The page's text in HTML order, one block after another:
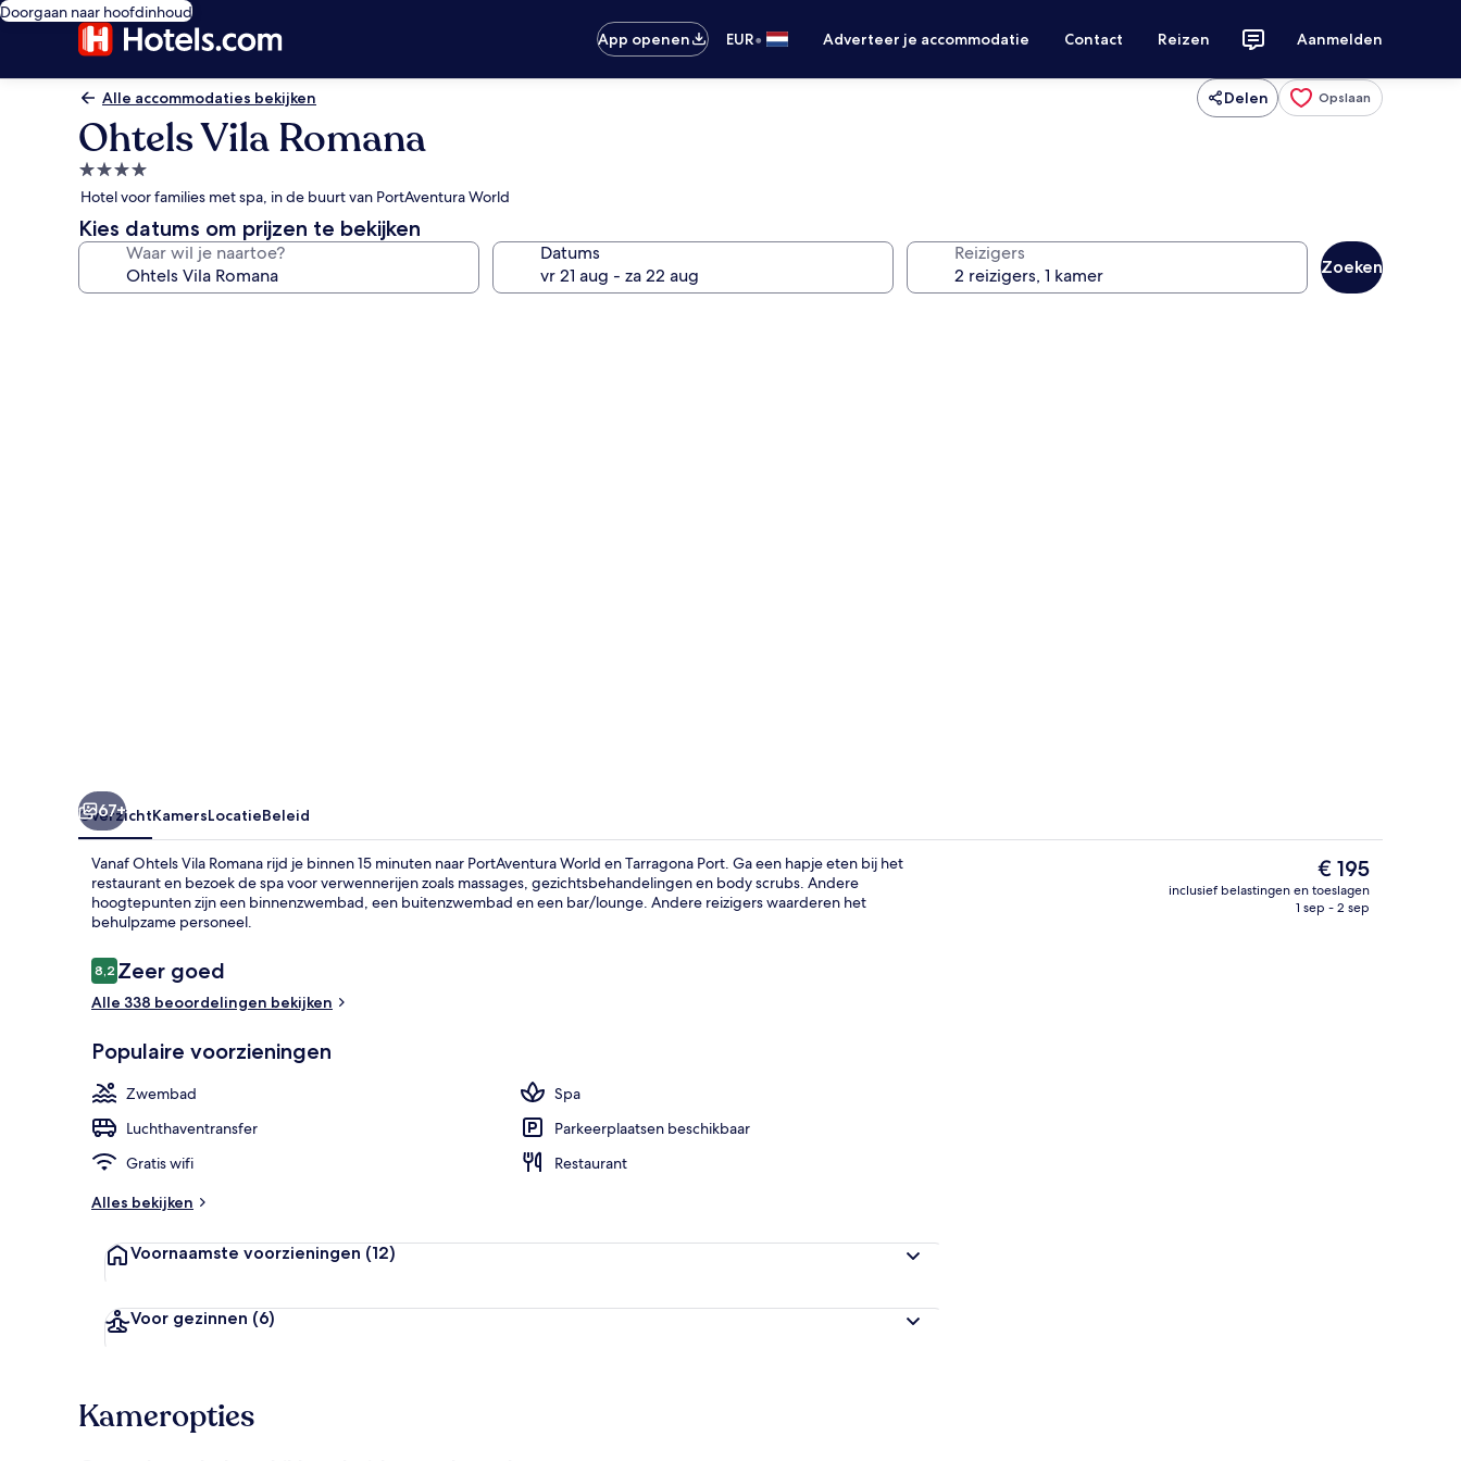
Doorgaan naar hoofdinhoud
App openen
EUR• Adverteer je accommodatie Contact Reizen Aanmelden
Alle accommodaties bekijken Delen Opslaan
Ohtels Vila Romana
4.0-
sterrenaccommodatie
Hotel voor families met spa, in de buurt van PortAventura World
Kies datums om prijzen te bekijken
Waar wil je naartoe? Datums Reizigers
Zoeken
67+
OverzichtKamersLocatieBeleid
Vanaf Ohtels Vila Romana rijd je binnen 15 minuten naar PortAventura World en Tarragona Port. Ga een hapje eten bij het
restaurant en bezoek de spa voor verwennerijen zoals massages, gezichtsbehandelingen en body scrubs. Andere
hoogtepunten zijn een binnenzwembad, een buitenzwembad en een bar/lounge. Andere reizigers waarderen het
behulpzame personeel.
Beoordelingen
8,28,2 op 10 –
Zeer goed
Alle 338 beoordelingen bekijken
Populaire voorzieningen
Zwembad
Spa
Luchthaventransfer
Parkeerplaatsen beschikbaar
Gratis wifi
Restaurant
Alles bekijken
Voornaamste voorzieningen (12)
Voor gezinnen (6)
De
huidige
prijs
€ 195
inclusief belastingen en toeslagen
1 sep - 2 sep
Kameropties